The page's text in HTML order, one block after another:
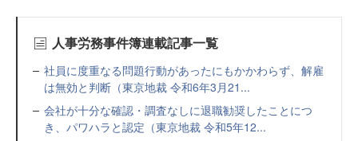
人事労務事件簿連載記事一覧
社員に度重なる問題行動があったにもかかわらず、解雇
は無効と判断（東京地裁 令和6年3月21...
会社が十分な確認・調査なしに退職勧奨したことにつ
き、パワハラと認定（東京地裁 令和5年12...